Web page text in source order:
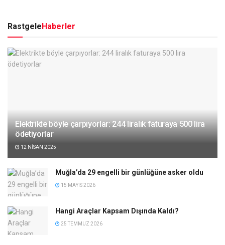
RastgeleHaberler
Elektrikte böyle çarpıyorlar: 244 liralık faturaya 500 lira
ödetiyorlar
12 NISAN 2025
Muğla’da 29 engelli bir günlüğüne asker oldu
15 MAYIS 2026
Hangi Araçlar Kapsam Dışında Kaldı?
25 TEMMUZ 2026